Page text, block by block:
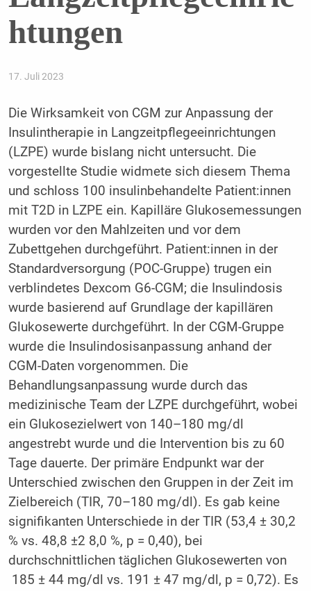
htungen
17. Juli 2023
Die Wirksamkeit von CGM zur Anpassung der
Insulintherapie in Langzeitpflegeeinrichtungen
(LZPE) wurde bislang nicht untersucht. Die
vorgestellte Studie widmete sich diesem Thema
und schloss 100 insulinbehandelte Patient:innen
mit T2D in LZPE ein. Kapilläre Glukosemessungen
wurden vor den Mahlzeiten und vor dem
Zubettgehen durchgeführt. Patient:innen in der
Standardversorgung (POC-Gruppe) trugen ein
verblindetes Dexcom G6-CGM; die Insulindosis
wurde basierend auf Grundlage der kapillären
Glukosewerte durchgeführt. In der CGM-Gruppe
wurde die Insulindosisanpassung anhand der
CGM-Daten vorgenommen. Die
Behandlungsanpassung wurde durch das
medizinische Team der LZPE durchgeführt, wobei
ein Glukosezielwert von 140–180 mg/dl
angestrebt wurde und die Intervention bis zu 60
Tage dauerte. Der primäre Endpunkt war der
Unterschied zwischen den Gruppen in der Zeit im
Zielbereich (TIR, 70–180 mg/dl). Es gab keine
signifikanten Unterschiede in der TIR (53,4 ± 30,2
% vs. 48,8 ±2 8,0 %, p = 0,40), bei
durchschnittlichen täglichen Glukosewerten von
185 ± 44 mg/dl vs. 191 ± 47 mg/dl, p = 0,72). Es